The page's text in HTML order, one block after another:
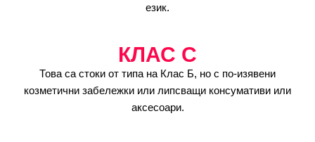
език.
КЛАС C
Това са стоки от типа на Клас Б, но с по-изявени
козметични забележки или липсващи консумативи или
аксесоари.